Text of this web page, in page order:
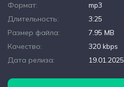
Формат:
mp3
Длительность:
3:25
Размер файла:
7.95 MB
Качество:
320 kbps
Дата релиза:
19.01.2025